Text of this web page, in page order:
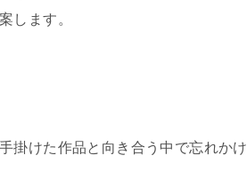
します。
掛けた作品と向き合う中で忘れかけ